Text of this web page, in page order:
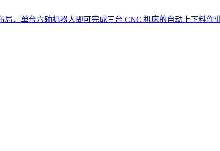
，单台六轴机器人即可完成三台 CNC 机床的自动上下料作